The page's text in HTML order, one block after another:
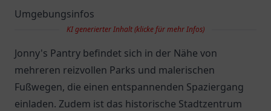
Umgebungsinfos
KI generierter Inhalt (klicke für mehr Infos)
Jonny's Pantry befindet sich in der Nähe von
mehreren reizvollen Parks und malerischen
Fußwegen, die einen entspannenden Spaziergang
einladen. Zudem ist das historische Stadtzentrum